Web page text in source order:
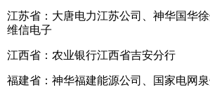
江苏省：大唐电力江苏公司、神华国华
维信电子
江西省：农业银行江西省吉安分行
福建省：神华福建能源公司、国家电网